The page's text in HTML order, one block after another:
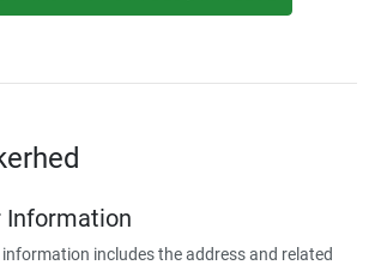
Information
includes the address and related